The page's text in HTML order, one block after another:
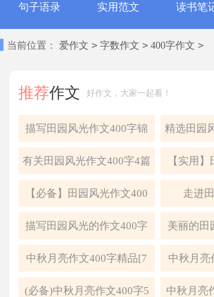
句子语录 实用范文 读书笔
当前位置： 爱作文 > 字数作文 > 400字作文 >
推荐作文 好作文，大家一起看！
描写田园风光作文400字锦
集5篇
精选田园
有关田园风光作文400字4篇 【实用
【必备】田园风光作文400
字5篇
走进
描写田园风光的作文400字 美丽的田
中秋月亮作文400字精品[7
篇]
中秋月亮
(必备)中秋月亮作文400字5 中秋月亮